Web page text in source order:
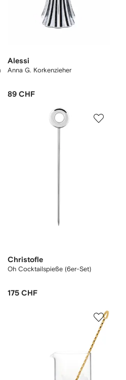
Alessi
Anna G. Korkenzieher
89 CHF
Christofle
Oh Cocktailspieße (6er-Set)
175 CHF